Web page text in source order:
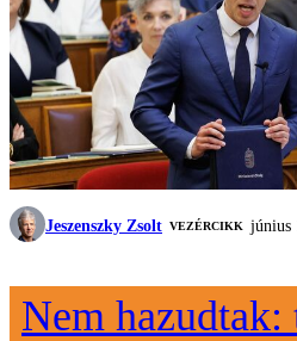
Jeszenszky Zsolt VEZÉRCIKK június
Nem hazudtak: